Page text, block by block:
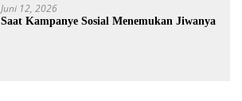
Juni 12, 2026
Saat Kampanye Sosial Menemukan Jiwanya